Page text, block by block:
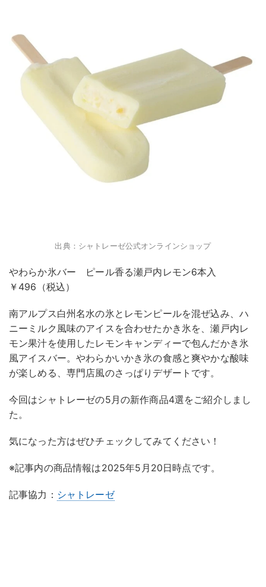
出典：シャトレーゼ公式オンラインショップ
やわらか氷バー ピール香る瀬戸内レモン6本入
￥496（税込）
南アルプス白州名水の氷とレモンピールを混ぜ込み、ハ
ニーミルク風味のアイスを合わせたかき氷を、瀬戸内レ
モン果汁を使用したレモンキャンディーで包んだかき氷
風アイスバー。やわらかいかき氷の食感と爽やかな酸味
が楽しめる、専門店風のさっぱりデザートです。
今回はシャトレーゼの5月の新作商品4選をご紹介しまし
た。
気になった方はぜひチェックしてみてください！
※記事内の商品情報は2025年5月20日時点です。
記事協力： シャトレーゼ